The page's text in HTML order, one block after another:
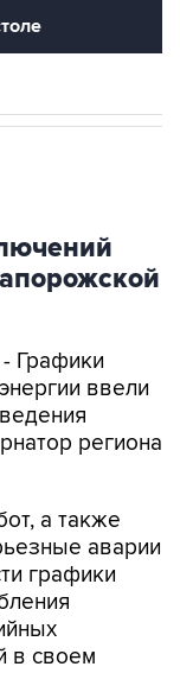
- Графики
ввели
региона
а также
аварии
графики
в своем